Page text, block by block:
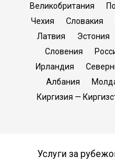
Великобритания
Чехия
Словакия
Латвия
Эстония
Словения
Ирландия
Албания
Киргизия —
Услуги за